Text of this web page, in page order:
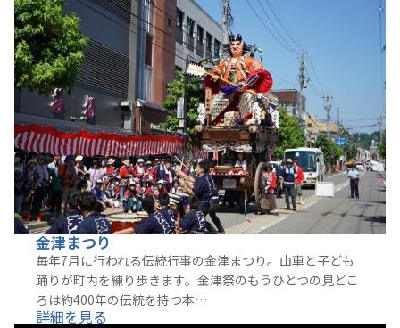
金津まつり
毎年7月に行われる伝統行事の金津まつり。山車と子ども
踊りが町内を練り歩きます。金津祭のもうひとつの見どこ
ろは約400年の伝統を持つ本…
詳細を見る